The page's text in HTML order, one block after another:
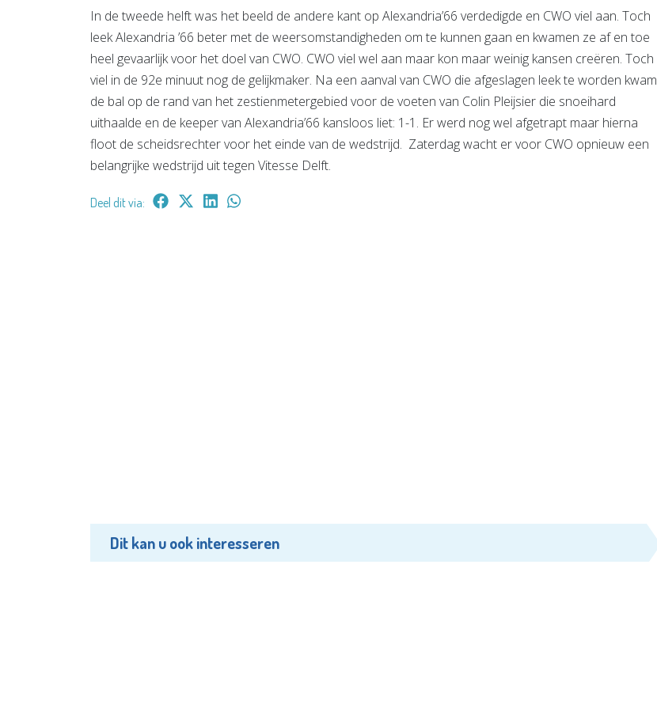
In de tweede helft was het beeld de andere kant op Alexandria’66 verdedigde en CWO viel aan. Toch
leek Alexandria ’66 beter met de weersomstandigheden om te kunnen gaan en kwamen ze af en toe
heel gevaarlijk voor het doel van CWO. CWO viel wel aan maar kon maar weinig kansen creëren. Toch
viel in de 92e minuut nog de gelijkmaker. Na een aanval van CWO die afgeslagen leek te worden kwam
de bal op de rand van het zestienmetergebied voor de voeten van Colin Pleijsier die snoeihard
uithaalde en de keeper van Alexandria’66 kansloos liet: 1-1. Er werd nog wel afgetrapt maar hierna
floot de scheidsrechter voor het einde van de wedstrijd. Zaterdag wacht er voor CWO opnieuw een
belangrijke wedstrijd uit tegen Vitesse Delft.
Deel dit via:
Dit kan u ook interesseren